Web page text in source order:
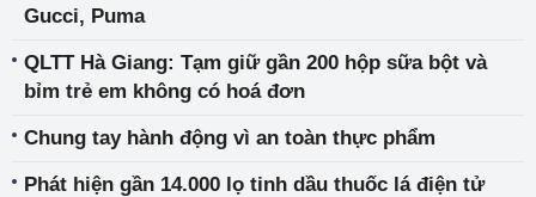
Gucci, Puma
QLTT Hà Giang: Tạm giữ gần 200 hộp sữa bột và
bỉm trẻ em không có hoá đơn
Chung tay hành động vì an toàn thực phẩm
Phát hiện gần 14.000 lọ tinh dầu thuốc lá điện tử